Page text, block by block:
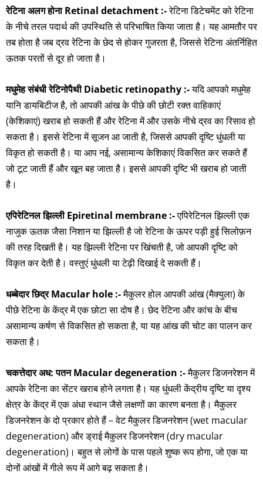
रेटिना अलग होना Retinal detachment :-रेटिना डिटेचमेंट को रेटिना
के नीचे तरल पदार्थ की उपस्थिति से परिभाषित किया जाता है। यह आमतौर पर
तब होता है जब द्रव रेटिना के छेद से होकर गुजरता है, जिससे रेटिना अंतर्निहित
ऊतक परतों से दूर हो जाता है।
मधुमेह संबंधी रेटिनोपैथी Diabetic retinopathy :-यदि आपको मधुमेह
यानि डायबिटीज है, तो आपकी आंख के पीछे की छोटी रक्त वाहिकाएं
(केशिकाएं) खराब हो सकती हैं और रेटिना में और उसके नीचे द्रव का रिसाव हो
सकता है। इससे रेटिना में सूजन आ जाती है, जिससे आपकी दृष्टि धुंधली या
विकृत हो सकती है। या आप नई, असामान्य केशिकाएं विकसित कर सकते हैं
जो टूट जाती हैं और खून बह जाता है। इससे आपकी दृष्टि भी खराब हो जाती
है।
एपिरेटिनल झिल्ली Epiretinal membrane :-एपिरेटिनल झिल्ली एक
नाजुक ऊतक जैसा निशान या झिल्ली है जो रेटिना के ऊपर पड़ी हुई सिलोफ़न
की तरह दिखती है। यह झिल्ली रेटिना पर खिंचती है, जो आपकी दृष्टि को
विकृत कर देती है। वस्तुएं धुंधली या टेढ़ी दिखाई दे सकती हैं।
धब्बेदार छिद्र Macular hole :-मैकुलर होल आपकी आंख (मैक्युला) के
पीछे रेटिना के केंद्र में एक छोटा सा दोष है। छेद रेटिना और कांच के बीच
असामान्य कर्षण से विकसित हो सकता है, या यह आंख की चोट का पालन कर
सकता है।
चकत्तेदार अध: पतन Macular degeneration :-मैकुलर डिजनरेशन में
आपके रेटिना का सेंटर खराब होने लगता है। यह धुंधली केंद्रीय दृष्टि या दृश्य
क्षेत्र के केंद्र में एक अंधा स्थान जैसे लक्षणों का कारण बनता है। मैकुलर
डिजनरेशन के दो प्रकार होते हैं – वेट मैकुलर डिजनरेशन (wet macular
degeneration) और ड्राई मैकुलर डिजनरेशन (dry macular
degeneration)। बहुत से लोगों के पास पहले शुष्क रूप होगा, जो एक या
दोनों आंखों में गीले रूप में आगे बढ़ सकता है।